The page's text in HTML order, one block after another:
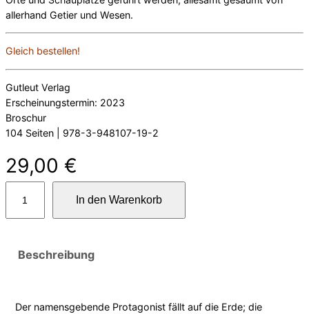
allerhand Getier und Wesen.
Gleich bestellen!
Gutleut Verlag
Erscheinungstermin: 2023
Broschur
104 Seiten | 978-3-948107-19-2
29,00 €
c
In den Warenkorb
Beschreibung
Der namensgebende Protagonist fällt auf die Erde; die